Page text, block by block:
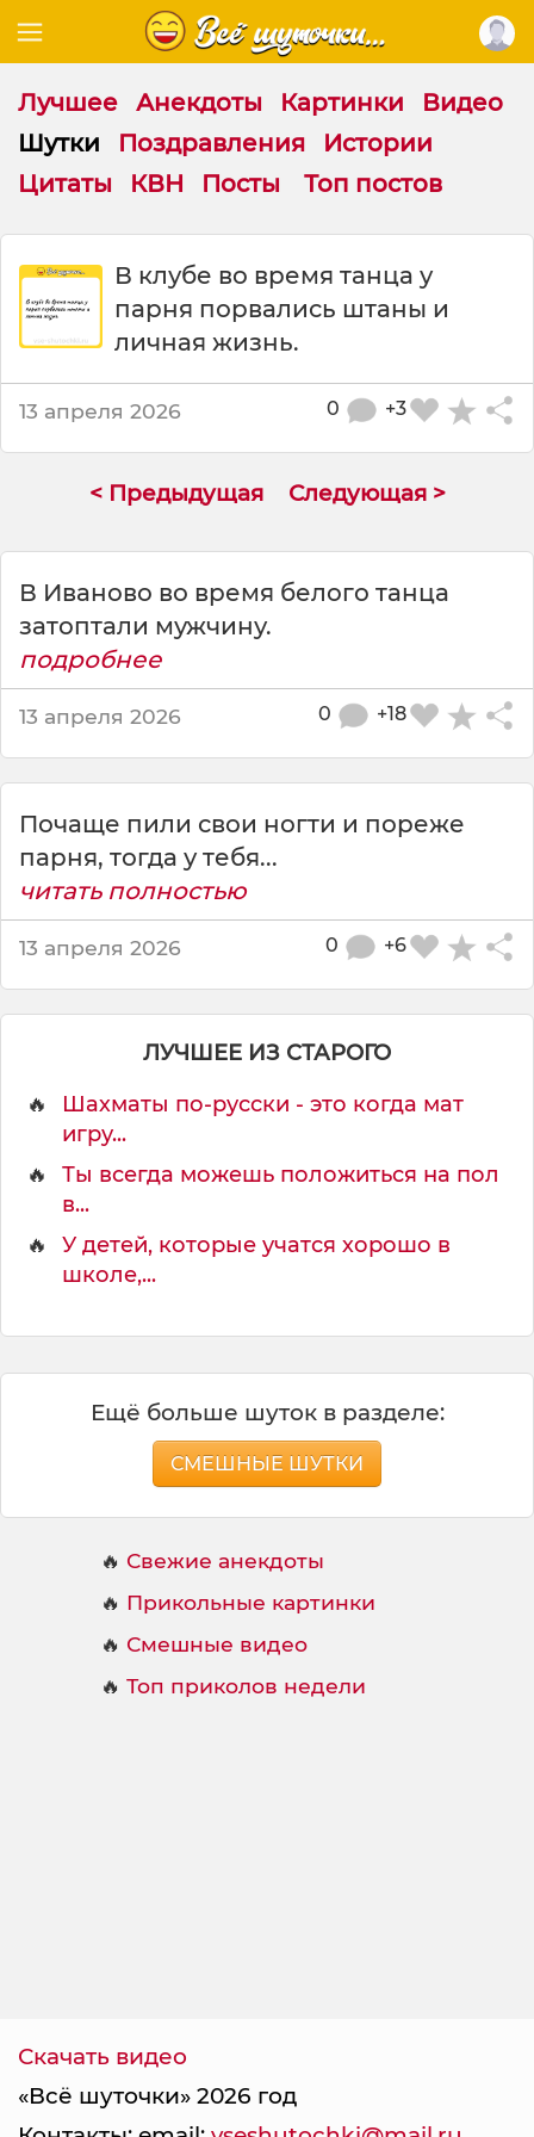
Лучшее Анекдоты Картинки
Видео
Шутки
Поздравления
Истории
Цитаты
КВН Посты Топ постов
:
е
т
а
В клубе во время танца у
парня порвались штаны и
личная жизнь.
13 апреля 2026 +3
0
< Предыдущая Следующая >
В Иваново во время белого танца
затоптали мужчину.
подробнее
13 апреля 2026 +18
0
Почаще пили свои ногти и пореже
парня, тогда у тебя...
читать полностью
13 апреля 2026 +6
0
ЛУЧШЕЕ ИЗ СТАРОГО
🔥
Шахматы по-русски - это когда мат
игру...
🔥
Ты всегда можешь положиться на пол
в...
🔥
У детей, которые учатся хорошо в
школе,...
Ещё больше шуток в разделе:
СМЕШНЫЕ ШУТКИ
🔥 Свежие анекдоты
🔥 Прикольные картинки
🔥 Смешные видео
🔥 Топ приколов недели
Скачать видео
«Всё шуточки» 2026 год